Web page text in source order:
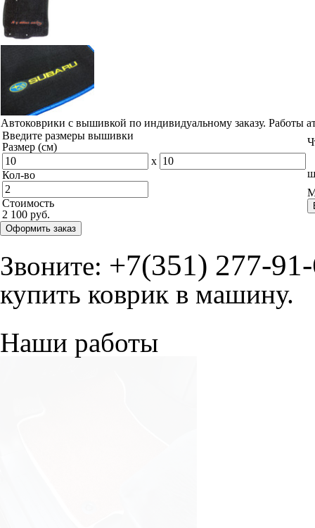
Автоковрики с вышивкой по индивидуальному заказу. Работы
Введите размеры вышивки
Размер (см)
x
Кол-во
Стоимость
2 100 руб.
Оформить заказ
Звоните: +7(351) 277-
купить коврик в машину.
Наши работы